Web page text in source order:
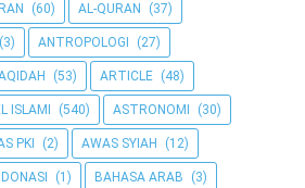
(60) AL-QURAN (37)
(3) ANTROPOLOGI (27)
(53) ARTICLE (48)
ISLAMI (540) ASTRONOMI (30)
PKI (2) AWAS SYIAH (12)
(1) BAHASA ARAB (3)